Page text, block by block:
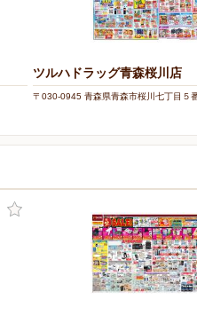
ツルハドラッグ青森桜川店
〒030-0945 青森県青森市桜川七丁目５